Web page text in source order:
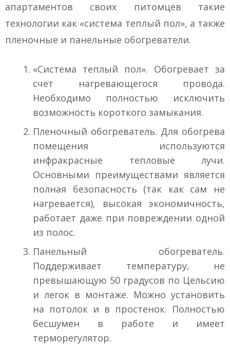
апартаментов своих питомцев такие
технологии как «система теплый пол», а также
пленочные и панельные обогреватели.
«Система теплый пол». Обогревает за
счет нагревающегося провода.
Необходимо полностью исключить
возможность короткого замыкания.
Пленочный обогреватель. Для обогрева
помещения используются
инфракрасные тепловые лучи.
Основными преимуществами является
полная безопасность (так как сам не
нагревается), высокая экономичность,
работает даже при повреждении одной
из полос.
Панельный обогреватель.
Поддерживает температуру, не
превышающую 50 градусов по Цельсию
и легок в монтаже. Можно установить
на потолок и в простенок. Полностью
бесшумен в работе и имеет
терморегулятор.